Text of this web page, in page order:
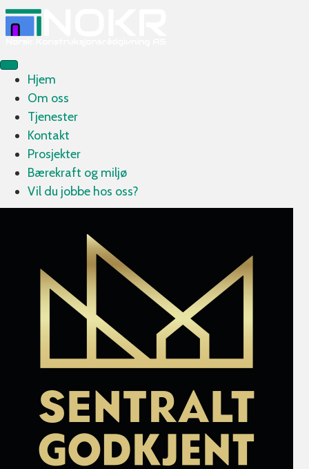
Hjem
Om oss
Tjenester
Kontakt
Prosjekter
Bærekraft og miljø
Vil du jobbe hos oss?